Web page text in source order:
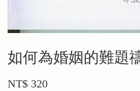
如何為婚姻的難題
NT$ 320